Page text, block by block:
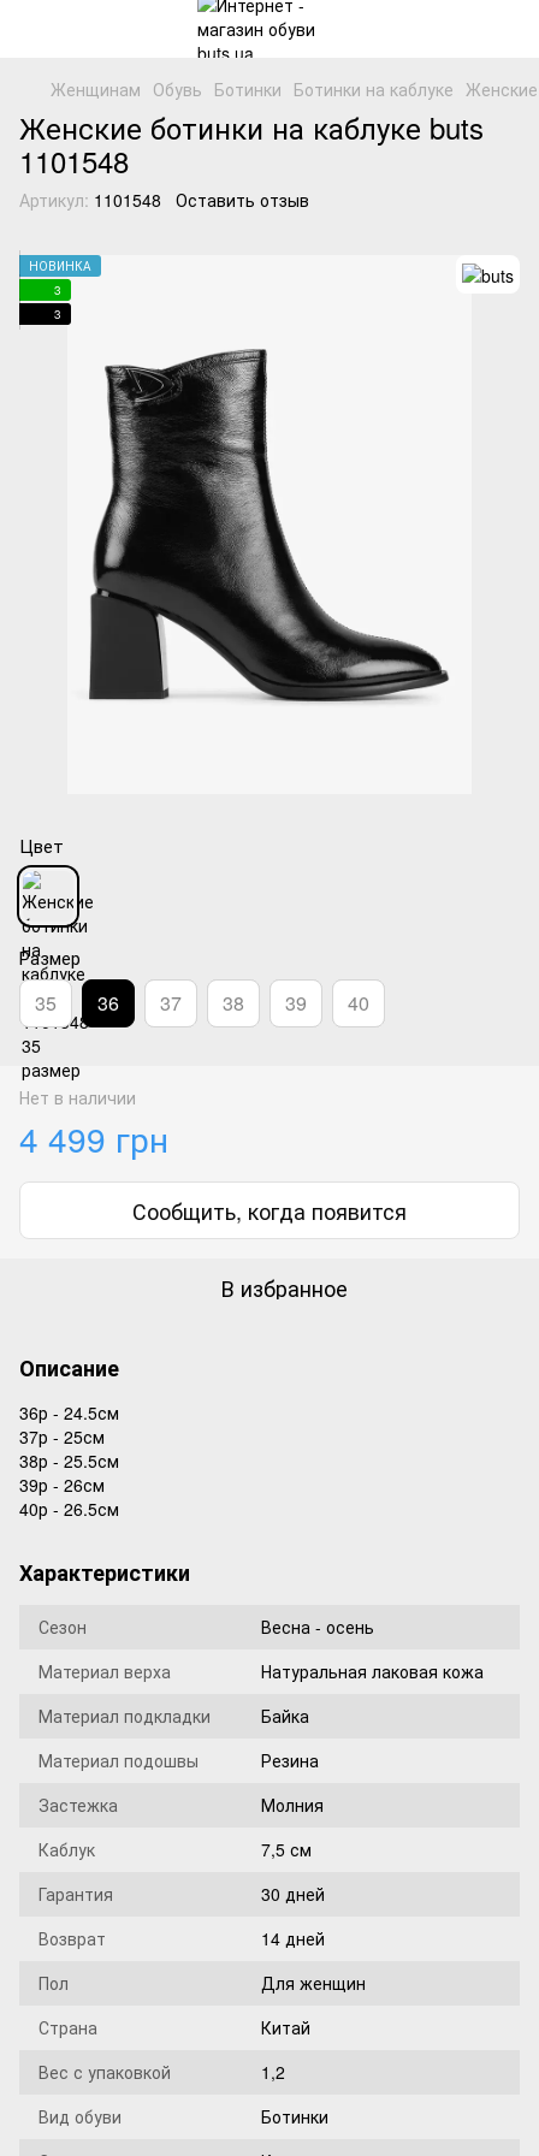
Женщинам Обувь Ботинки Ботинки на каблуке Женские
Женские ботинки на каблуке buts
1101548
Артикул: 1101548 Оставить отзыв
НОВИНКА
3
3
Цвет
Размер
35 36 37 38 39 40
Нет в наличии
4 499 грн
Сообщить, когда появится
В избранное
Описание
36р - 24.5см
37р - 25см
38р - 25.5см
39р - 26см
40р - 26.5см
Характеристики
Сезон
Весна - осень
Материал верха
Натуральная лаковая кожа
Материал подкладки
Байка
Материал подошвы
Резина
Застежка
Молния
Каблук
7,5 см
Гарантия
30 дней
Возврат
14 дней
Пол
Для женщин
Страна
Китай
Вес с упаковкой
1,2
Вид обуви
Ботинки